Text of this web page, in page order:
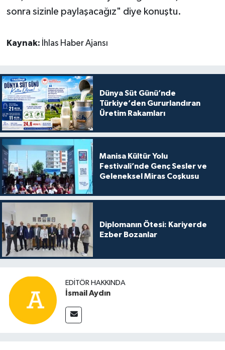
sonra sizinle paylaşacağız" diye konuştu.
Kaynak: İhlas Haber Ajansı
Dünya Süt Günü’nde
Türkiye’den Gururlandıran
Üretim Rakamları
Manisa Kültür Yolu
Festivali’nde Genç Sesler ve
Geleneksel Miras Coşkusu
Diplomanın Ötesi: Kariyerde
Ezber Bozanlar
EDITÖR HAKKINDA
İsmail Aydın